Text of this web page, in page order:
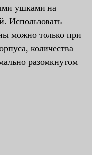
ушками на
Использовать
можно только при
количества
разомкнутом